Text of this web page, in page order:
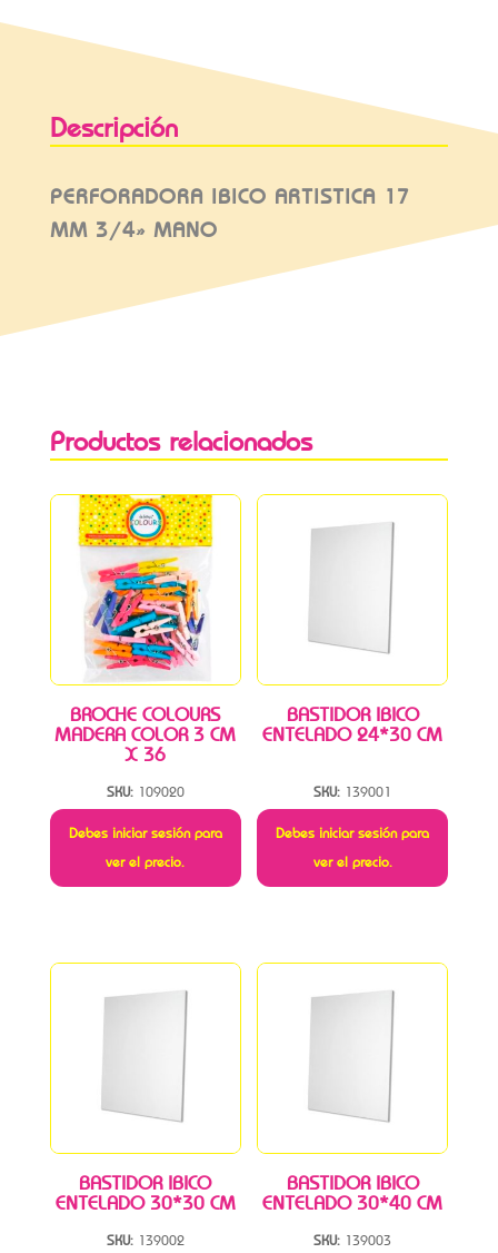
Descripción
PERFORADORA IBICO ARTISTICA 17
MM 3/4» MANO
Productos relacionados
BROCHE COLOURS
MADERA COLOR 3 CM
X 36
SKU: 109020
Debes iniciar sesión para
ver el precio.
BASTIDOR IBICO
ENTELADO 24*30 CM
SKU: 139001
Debes iniciar sesión para
ver el precio.
BASTIDOR IBICO
ENTELADO 30*30 CM
SKU: 139002
BASTIDOR IBICO
ENTELADO 30*40 CM
SKU: 139003